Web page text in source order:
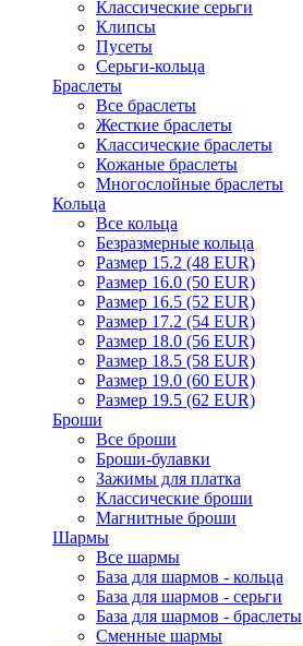
Классические серьги
Клипсы
Пусеты
Серьги-кольца
Браслеты
Все браслеты
Жесткие браслеты
Классические браслеты
Кожаные браслеты
Многослойные браслеты
Кольца
Все кольца
Безразмерные кольца
Размер 15.2 (48 EUR)
Размер 16.0 (50 EUR)
Размер 16.5 (52 EUR)
Размер 17.2 (54 EUR)
Размер 18.0 (56 EUR)
Размер 18.5 (58 EUR)
Размер 19.0 (60 EUR)
Размер 19.5 (62 EUR)
Броши
Все броши
Броши-булавки
Зажимы для платка
Классические броши
Магнитные броши
Шармы
Все шармы
База для шармов - кольца
База для шармов - серьги
База для шармов - браслеты
Сменные шармы